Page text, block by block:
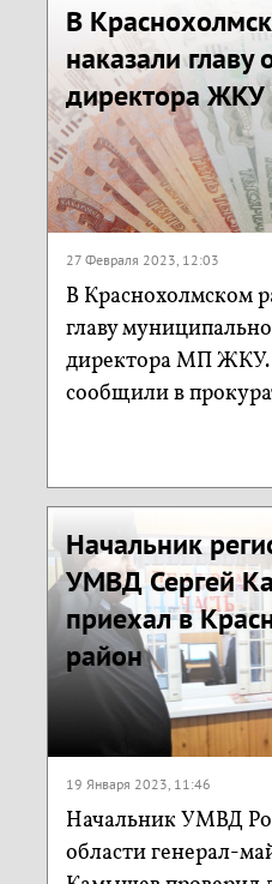
В
наказали главу
директора ЖКУ
27 Февраля 2023, 12:03
В Краснохолмском
главу
директора МП ЖКУ.
сообщили в
Начальник
УМВД Сергей
приехал в
район
19 Января 2023, 11:46
Начальник УМВД
области генерал-